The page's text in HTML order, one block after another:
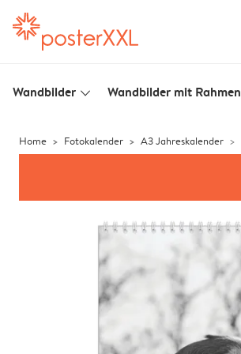
Wandbilder slim_arrow_down Wandbilder mit Rahmen
Home Fotokalender A3 Jahreskalender